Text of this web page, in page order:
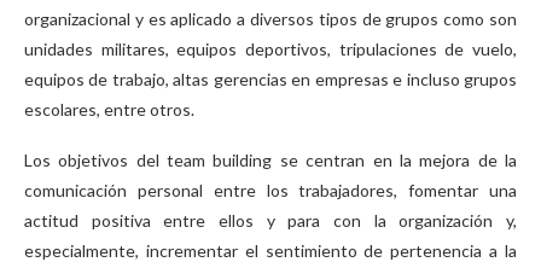
organizacional y es aplicado a diversos tipos de grupos como son
unidades militares, equipos deportivos, tripulaciones de vuelo,
equipos de trabajo, altas gerencias en empresas e incluso grupos
escolares, entre otros.
Los objetivos del team building se centran en la mejora de la
comunicación personal entre los trabajadores, fomentar una
actitud positiva entre ellos y para con la organización y,
especialmente, incrementar el sentimiento de pertenencia a la